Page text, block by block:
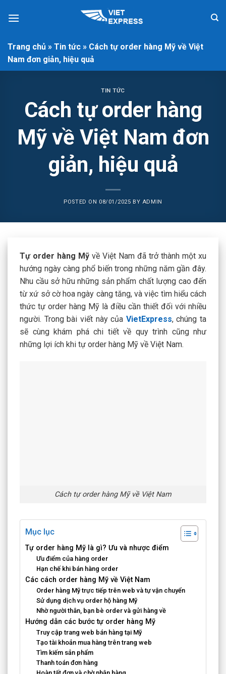
Trang chủ » Tin tức » Cách tự order hàng Mỹ về Việt
Nam đơn giản, hiệu quả
TIN TỨC
Cách tự order hàng
Mỹ về Việt Nam đơn
giản, hiệu quả
POSTED ON 08/01/2025 BY ADMIN
Tự order hàng Mỹ về Việt Nam đã trở thành một xu
hướng ngày càng phổ biến trong những năm gần đây.
Nhu cầu sở hữu những sản phẩm chất lượng cao đến
từ xứ sở cờ hoa ngày càng tăng, và việc tìm hiểu cách
thức tự order hàng Mỹ là điều cần thiết đối với nhiều
người. Trong bài viết này của VietExpress, chúng ta
sẽ cùng khám phá chi tiết về quy trình cũng như
những lợi ích khi tự order hàng Mỹ về Việt Nam.
Cách tự order hàng Mỹ về Việt Nam
Mục lục
Tự order hàng Mỹ là gì? Ưu và nhược điểm
Ưu điểm của hàng order
Hạn chế khi bán hàng order
Các cách order hàng Mỹ về Việt Nam
Order hàng Mỹ trực tiếp trên web và tự vận chuyển
Sử dụng dịch vụ order hộ hàng Mỹ
Nhờ người thân, bạn bè order và gửi hàng về
Hướng dẫn các bước tự order hàng Mỹ
Truy cập trang web bán hàng tại Mỹ
Tạo tài khoản mua hàng trên trang web
Tìm kiếm sản phẩm
Thanh toán đơn hàng